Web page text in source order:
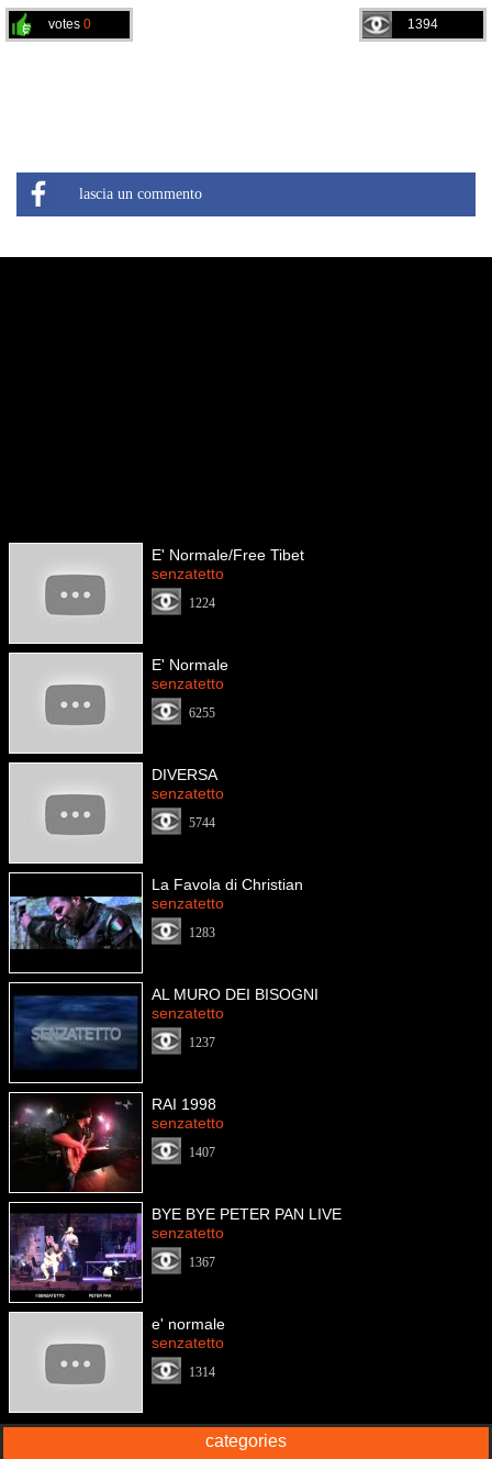
1394
votes 0
lascia un commento
E' Normale/Free Tibet
senzatetto
1224
E' Normale
senzatetto
6255
DIVERSA
senzatetto
5744
La Favola di Christian
senzatetto
1283
AL MURO DEI BISOGNI
senzatetto
1237
RAI 1998
senzatetto
1407
BYE BYE PETER PAN LIVE
senzatetto
1367
e' normale
senzatetto
1314
categories